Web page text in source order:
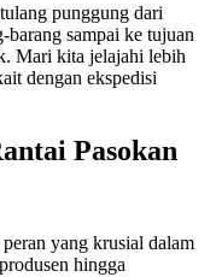
punggung dari
barang sampai ke tujuan
Mari kita jelajahi lebih
dengan ekspedisi
Pasokan
yang krusial dalam
hingga